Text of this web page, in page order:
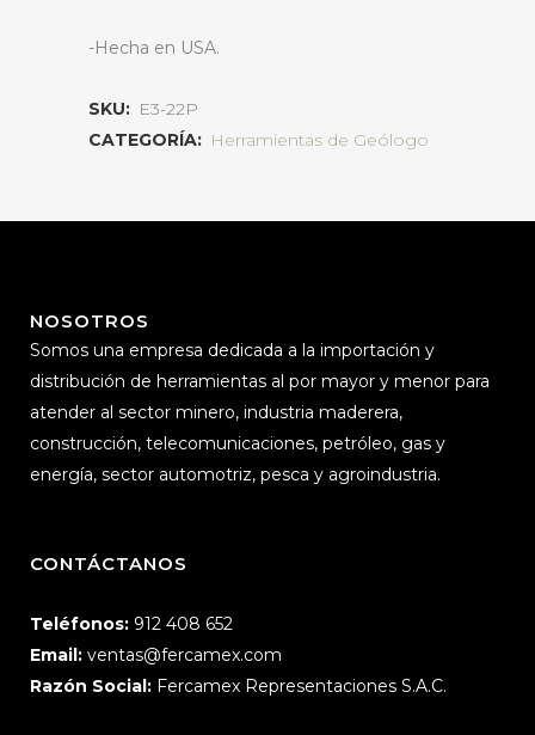
-Hecha en USA.
SKU: E3-22P
CATEGORÍA: Herramientas de Geólogo
NOSOTROS
Somos una empresa dedicada a la importación y
distribución de herramientas al por mayor y menor para
atender al sector minero, industria maderera,
construcción, telecomunicaciones, petróleo, gas y
energía, sector automotriz, pesca y agroindustria.
CONTÁCTANOS
Teléfonos: 912 408 652
Email: ventas@fercamex.com
Razón Social: Fercamex Representaciones S.A.C.